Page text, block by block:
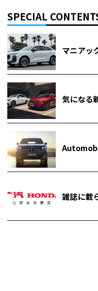
SPECIAL
マニアッ
気になる
雑誌に載